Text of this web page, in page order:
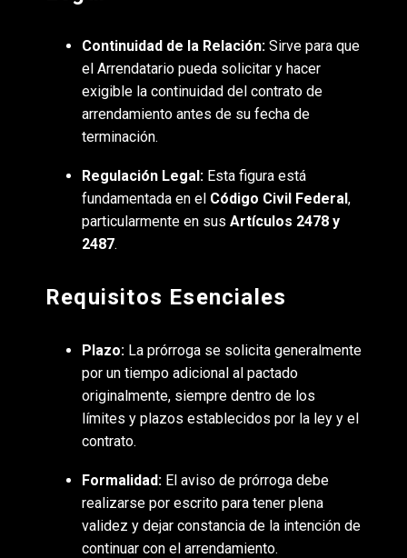
Continuidad de la Relación: Sirve para que
el Arrendatario pueda solicitar y hacer
exigible la continuidad del contrato de
arrendamiento antes de su fecha de
terminación.
Regulación Legal: Esta figura está
fundamentada en el Código Civil Federal,
particularmente en sus Artículos 2478 y
2487.
Requisitos Esenciales
Plazo: La prórroga se solicita generalmente
por un tiempo adicional al pactado
originalmente, siempre dentro de los
límites y plazos establecidos por la ley y el
contrato.
Formalidad: El aviso de prórroga debe
realizarse por escrito para tener plena
validez y dejar constancia de la intención de
continuar con el arrendamiento.